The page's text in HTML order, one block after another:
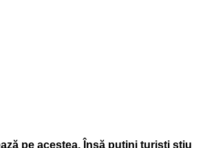
pe acestea. Însă puțini turiști știu